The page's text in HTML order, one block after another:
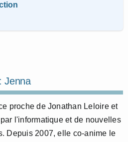
Jenna
proche de Jonathan Leloire et
l'informatique et de nouvelles
Depuis 2007, elle co-anime le